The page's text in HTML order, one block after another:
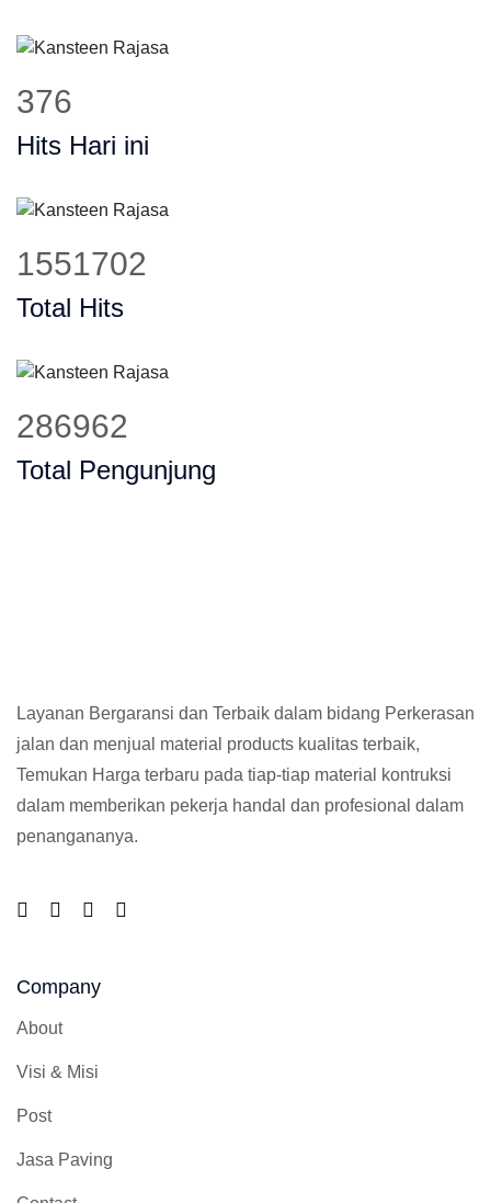
478
Hits Hari ini
1967441
Total Hits
363847
Total Pengunjung
Layanan Bergaransi dan Terbaik dalam bidang Perkerasan
jalan dan menjual material products kualitas terbaik,
Temukan Harga terbaru pada tiap-tiap material kontruksi
dalam memberikan pekerja handal dan profesional dalam
penangananya.
Company
About
Visi & Misi
Post
Jasa Paving